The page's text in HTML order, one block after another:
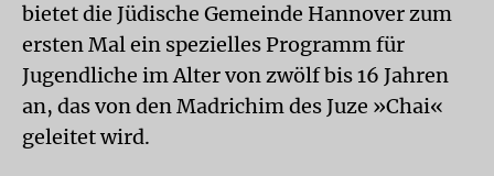
bietet die Jüdische Gemeinde Hannover zum
ersten Mal ein spezielles Programm für
Jugendliche im Alter von zwölf bis 16 Jahren
an, das von den Madrichim des Juze »Chai«
geleitet wird.